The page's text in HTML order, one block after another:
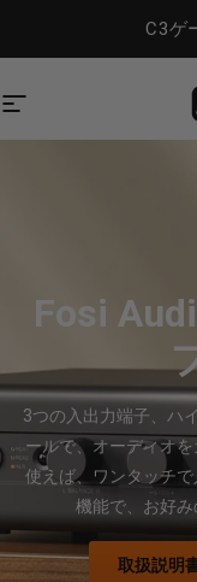
C3ゲ
サイトナビゲーシ
Fosi
3つの入出力端子、ハ
ールで、オーディオ
使えば、ワンタッチ
機能で、お好み
取扱説明